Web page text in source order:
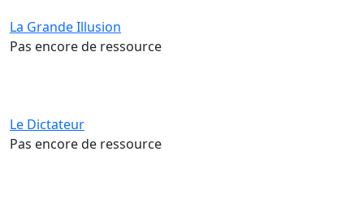
La Grande Illusion
Pas encore de ressource
Le Dictateur
Pas encore de ressource